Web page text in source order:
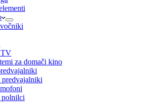
TV
za domači kino
polnilci